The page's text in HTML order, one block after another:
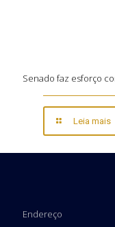
Senado faz esforço
Leia mais
Endereço